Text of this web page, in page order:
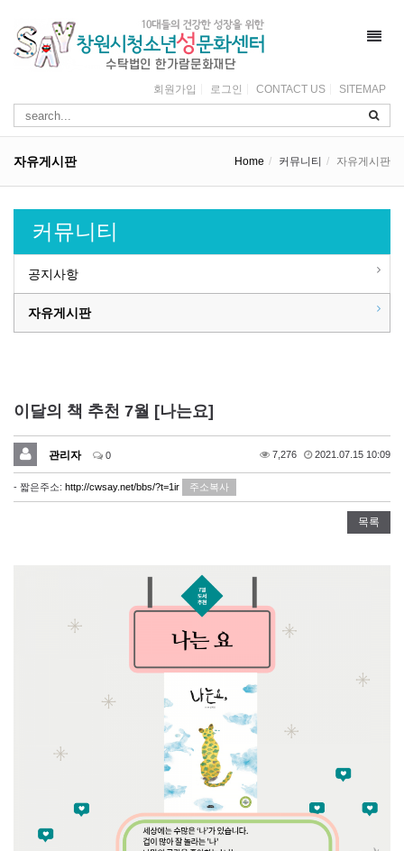
회원가입 로그인 CONTACT US SITEMAP
자유게시판 Home 커뮤니티 자유게시판
커뮤니티
공지사항
자유게시판
이달의 책 추천 7월 [나는요]
관리자 0 7,276 2021.07.15 10:09
- 짧은주소: http://cwsay.net/bbs/?t=1ir 주소복사
목록